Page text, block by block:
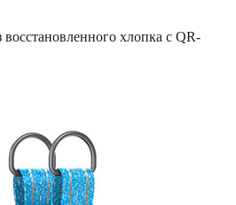
хлопка с QR-